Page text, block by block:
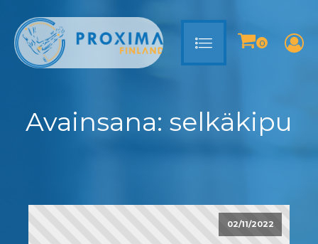
Avainsana: selkäkipu
02/11/2022